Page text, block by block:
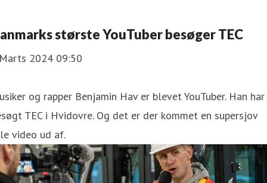
største YouTuber besøger TEC
2024 09:50
og rapper Benjamin Hav er blevet YouTuber. Han har
TEC i Hvidovre. Og det er der kommet en supersjov
video ud af.